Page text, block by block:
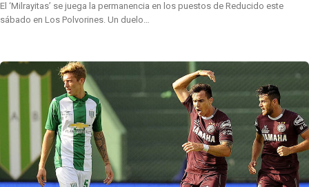
El ‘Milrayitas’ se juega la permanencia en los puestos de Reducido este
sábado en Los Polvorines. Un duelo…